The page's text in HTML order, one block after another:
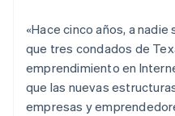
«Hace cinco años, a
que tres condados de
emprendimiento en
que las nuevas
empresas y